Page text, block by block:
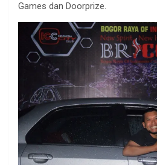
Games dan Doorprize.